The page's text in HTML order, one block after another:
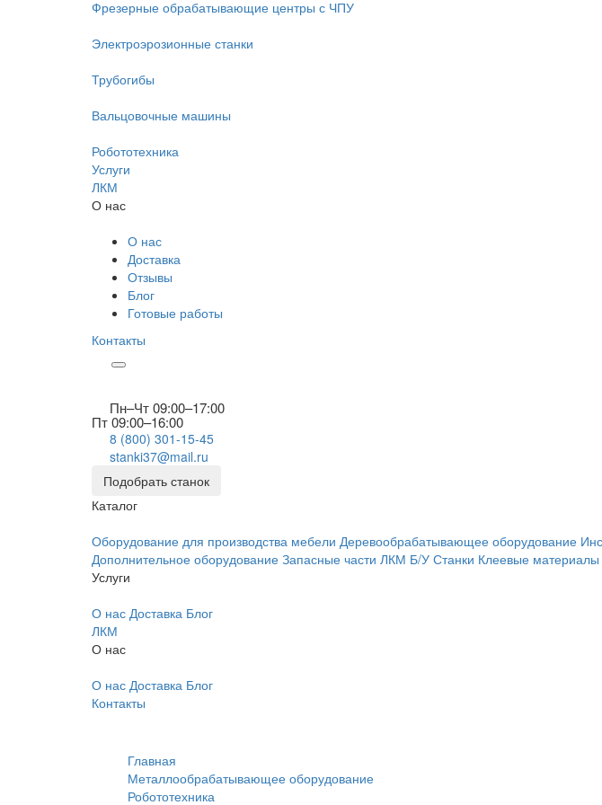
Фрезерные обрабатывающие центры с ЧПУ
Электроэрозионные станки
Трубогибы
Вальцовочные машины
Робототехника
Услуги
ЛКМ
О нас
О нас
Доставка
Отзывы
Блог
Готовые работы
Контакты
Пн–Чт 09:00–17:00
Пт 09:00–16:00
8 (800) 301-15-45
stanki37@mail.ru
Подобрать станок
Каталог
Оборудование для производства мебели Деревообрабатывающее оборудование
Дополнительное оборудование Запасные части ЛКМ Б/У Станки Клеевые материалы
Услуги
О нас Доставка Блог
ЛКМ
О нас
О нас Доставка Блог
Контакты
Главная
Металлообрабатывающее оборудование
Робототехника